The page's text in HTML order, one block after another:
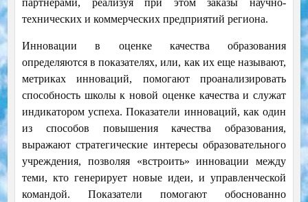
партнерами, реализуя при этом заказы научно-
технических и коммерческих предприятий региона.
Инновации в оценке качества образования
определяются в показателях, или, как их еще называют,
метриках инноваций, помогают проанализировать
способность школы к новой оценке качества и служат
индикатором успеха. Показатели инноваций, как один
из способов повышения качества образования,
выражают стратегические интересы образовательного
учреждения, позволяя «встроить» инновации между
теми, кто генерирует новые идеи, и управленческой
командой. Показатели помогают обоснованно